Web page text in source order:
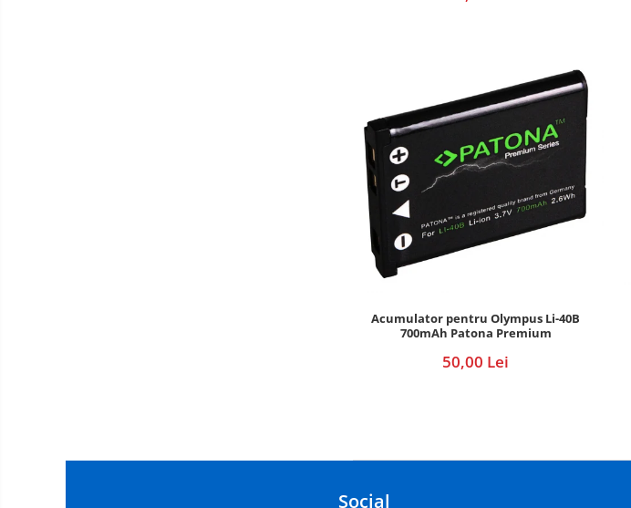
Acumulator pentru Olympus Li-40B
700mAh Patona Premium
50,00 Lei
Social